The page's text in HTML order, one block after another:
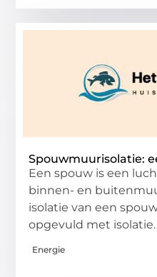
Spouwmuurisolatie:
Een spouw is een
binnen- en
isolatie van een
opgevuld met isolatie.
Energie